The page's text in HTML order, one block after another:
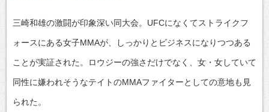
三崎和雄の激闘が印象深い同大会。UFCになくてストライクフ
ォースにある女子MMAが、しっかりとビジネスになりつつある
ことが実証された。ロウジーの強さだけでなく、女・女していて
同性に嫌われそうなテイトのMMAファイターとしての意地も見
られた。